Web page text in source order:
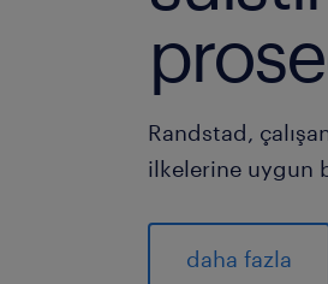
Randstad,
ilkelerine uygun
daha fazla